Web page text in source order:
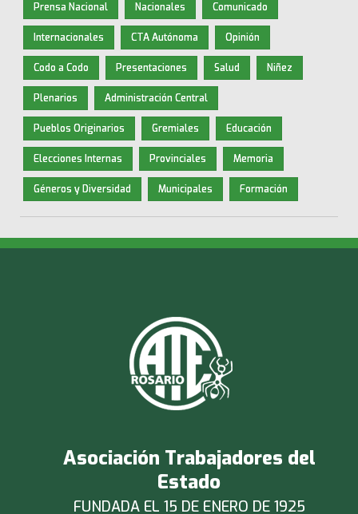
Prensa Nacional Nacionales Comunicado
Internacionales CTA Autónoma Opinión
Codo a Codo Presentaciones Salud Niñez
Plenarios Administración Central
Pueblos Originarios Gremiales Educación
Elecciones Internas Provinciales Memoria
Géneros y Diversidad Municipales Formación
Asociación Trabajadores del
Estado
FUNDADA EL 15 DE ENERO DE 1925